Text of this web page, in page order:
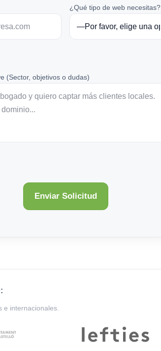
¿Qué tipo de web necesitas?
(Sector, objetivos o dudas)
internacionales.